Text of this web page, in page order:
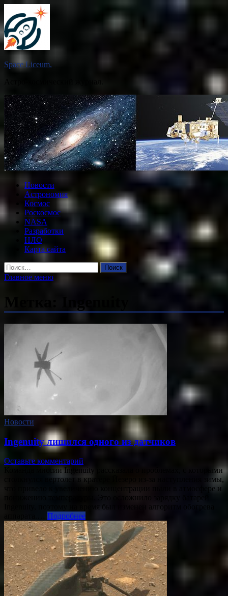
содержимому
Space Liceum.
Новости
Астрономия
Космос
Роскосмос
NASA
Разработки
НЛО
Карта сайта
Найти:
Главное меню
Новости
Ingenuity лишился одного из датчиков
Оставьте комментарий
Команда миссии Ingenuity рассказала о проблемах, с которыми
столкнулся вертолет в кратере Йезеро из-за наступления зимы,
что привело к увеличению концентрации пыли в атмосфере и
понижению температуры. Это осложнило зарядку батарей
Ingenuity, поэтому на время был изменен алгоритм обогрева
Подробнее